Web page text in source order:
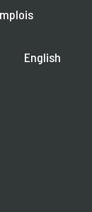
English